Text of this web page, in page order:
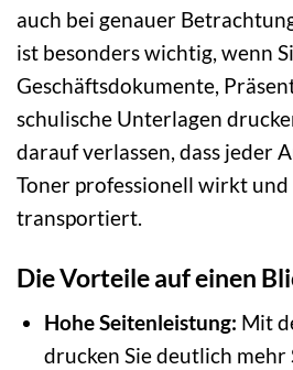
auch bei genauer
ist besonders wichtig, wenn
Geschäftsdokumente,
schulische Unterlagen
darauf verlassen, dass jeder
Toner professionell wirkt
transportiert.
Die Vorteile auf einen
Hohe Seitenleistung: Mit
drucken Sie deutlich mehr